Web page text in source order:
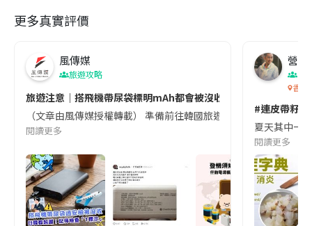
更多真實評價
風傳媒
旅遊攻略
旅遊注意｜搭飛機帶尿袋標明mAh都會被沒收😱出發前切記檢查
（文章由風傳媒授權轉載） 準備前往韓國旅遊的民眾，近期要
閱讀更多
營養
香港
#連皮帶籽
夏天其中一
閱讀更多